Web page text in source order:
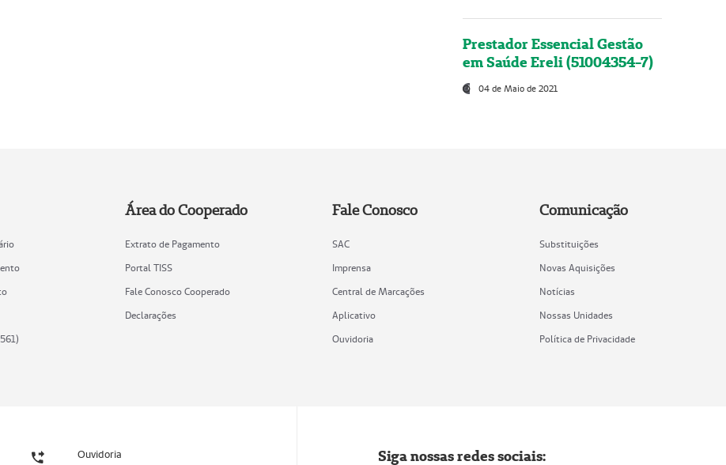
Prestador Essencial Gestão
em Saúde Ereli (51004354-7)
04 de Maio de 2021
Área do Cooperado
Extrato de Pagamento
Portal TISS
Fale Conosco Cooperado
Declarações
Fale Conosco
SAC
Imprensa
Central de Marcações
Aplicativo
Ouvidoria
Comunicação
Substituições
Novas Aquisições
Notícias
Nossas Unidades
Política de Privacidade
Ouvidoria Siga nossas redes sociais: